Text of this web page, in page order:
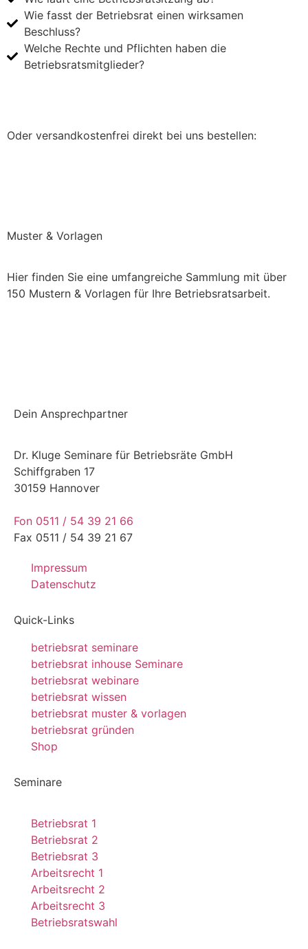
Wie fasst der Betriebsrat einen wirksamen
Beschluss?
Welche Rechte und Pflichten haben die
Betriebsratsmitglieder?
Oder versandkostenfrei direkt bei uns bestellen:
Muster & Vorlagen
Hier finden Sie eine umfangreiche Sammlung mit über
150 Mustern & Vorlagen für Ihre Betriebsratsarbeit.
Dein Ansprechpartner
Dr. Kluge Seminare für Betriebsräte GmbH
Schiffgraben 17
30159 Hannover
Fon 0511 / 54 39 21 66
Fax 0511 / 54 39 21 67
Impressum
Datenschutz
Quick-Links
betriebsrat seminare
betriebsrat inhouse Seminare
betriebsrat webinare
betriebsrat wissen
betriebsrat muster & vorlagen
betriebsrat gründen
Shop
Seminare
Betriebsrat 1
Betriebsrat 2
Betriebsrat 3
Arbeitsrecht 1
Arbeitsrecht 2
Arbeitsrecht 3
Betriebsratswahl